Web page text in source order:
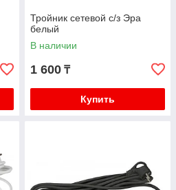
Тройник сетевой с/з Эра
белый
В наличии
1 600 ₸
Купить